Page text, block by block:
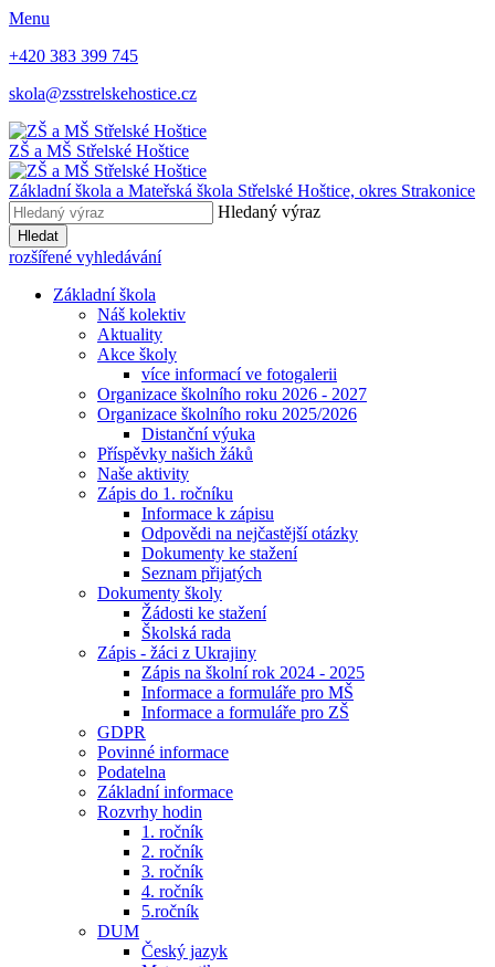
Menu
+420 383 399 745
skola@zsstrelskehostice.cz
ZŠ a MŠ Střelské Hoštice
Základní škola a Mateřská škola Střelské Hoštice, okres Strakonice
Hledaný výraz
Hledat
rozšířené vyhledávání
Základní škola
Náš kolektiv
Aktuality
Akce školy
více informací ve fotogalerii
Organizace školního roku 2026 - 2027
Organizace školního roku 2025/2026
Distanční výuka
Příspěvky našich žáků
Naše aktivity
Zápis do 1. ročníku
Informace k zápisu
Odpovědi na nejčastější otázky
Dokumenty ke stažení
Seznam přijatých
Dokumenty školy
Žádosti ke stažení
Školská rada
Zápis - žáci z Ukrajiny
Zápis na školní rok 2024 - 2025
Informace a formuláře pro MŠ
Informace a formuláře pro ZŠ
GDPR
Povinné informace
Podatelna
Základní informace
Rozvrhy hodin
1. ročník
2. ročník
3. ročník
4. ročník
5.ročník
DUM
Český jazyk